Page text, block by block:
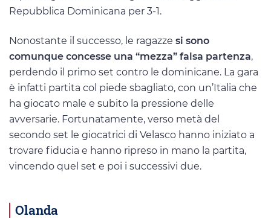
Repubblica Dominicana per 3-1.
Nonostante il successo, le ragazze si sono
comunque concesse una “mezza” falsa partenza,
perdendo il primo set contro le dominicane. La gara
è infatti partita col piede sbagliato, con un’Italia che
ha giocato male e subito la pressione delle
avversarie. Fortunatamente, verso metà del
secondo set le giocatrici di Velasco hanno iniziato a
trovare fiducia e hanno ripreso in mano la partita,
vincendo quel set e poi i successivi due.
Olanda